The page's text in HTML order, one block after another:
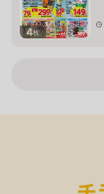
4枚